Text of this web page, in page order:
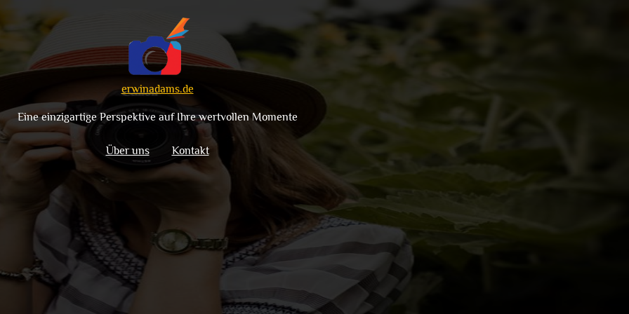
erwinadams.de
Eine einzigartige Perspektive auf Ihre wertvollen Momente
Über uns Kontakt